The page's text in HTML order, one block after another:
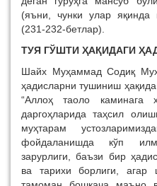
(яъни, чунки улар яқинда
(231-232-бетлар).
ТУЯ ГЎШТИ ҲАҚИДАГИ
Шайх Муҳаммад Содиқ
ҳадисларни тушиниш
“Аллоҳ таоло
даргоҳларида таҳсил
муҳтарам
фойдаланишда кўп
зарурлиги, баъзи бир
ва тарихи борлиги, агар